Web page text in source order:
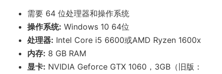
需要 64 位处理器和操作系统
操作系统: Windows 10 64位
处理器: Intel Core i5 6600或AMD Ryzen 1600x
内存: 8 GB RAM
显卡: NVIDIA Geforce GTX 1060，3GB（旧版：